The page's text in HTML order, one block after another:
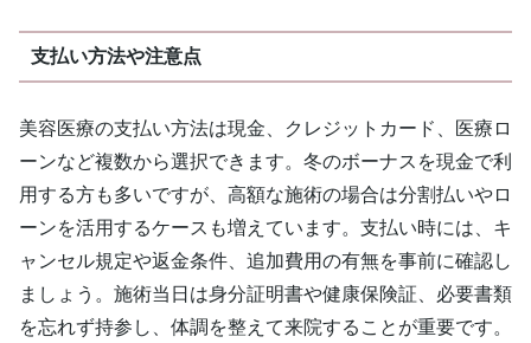
支払い方法や注意点
美容医療の支払い方法は現金、クレジットカード、医療ロ
ーンなど複数から選択できます。冬のボーナスを現金で利
用する方も多いですが、高額な施術の場合は分割払いやロ
ーンを活用するケースも増えています。支払い時には、キ
ャンセル規定や返金条件、追加費用の有無を事前に確認し
ましょう。施術当日は身分証明書や健康保険証、必要書類
を忘れず持参し、体調を整えて来院することが重要です。